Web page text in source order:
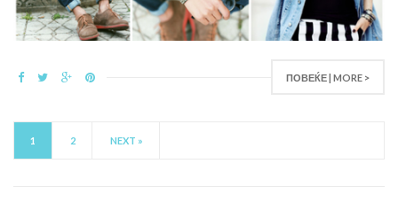
ПОВЕЌЕ | MORE >
1 2 NEXT »